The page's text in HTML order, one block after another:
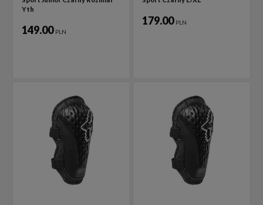
Yth
149.00 PLN
179.00 PLN